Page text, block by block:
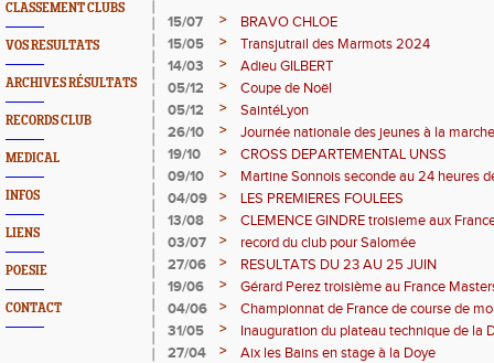
CLASSEMENT CLUBS
VOS RESULTATS
ARCHIVES RÉSULTATS
RECORDS CLUB
MEDICAL
INFOS
LIENS
POESIE
CONTACT
15/07 >
BRAVO CHLOE
15/05
>
Transjutrail des Marmots 2024
14/03
>
Adieu GILBERT
05/12
>
Coupe de Noël
05/12
>
SaintéLyon
26/10
>
Journée nationale des jeunes à la marche
19/10
>
CROSS DEPARTEMENTAL UNSS
09/10
>
Martine Sonnois seconde au 24 heures
04/09
>
LES PREMIERES FOULEES
13/08
>
CLEMENCE GINDRE troisieme aux
03/07
>
record du club pour Salomée
27/06
>
RESULTATS DU 23 AU 25 JUIN
19/06
>
Gérard Perez troisième au France
04/06
>
Championnat de France de course de
31/05
>
Inauguration du plateau technique de la
27/04
>
Aix les Bains en stage à la Doye